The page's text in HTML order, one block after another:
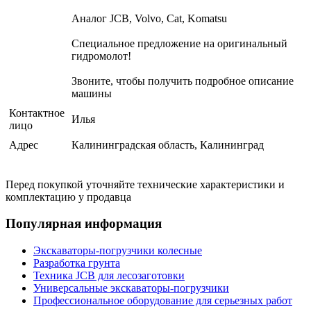
Аналог JCB, Volvo, Cat, Komatsu
Специальное предложение на оригинальный
гидромолот!
Звоните, чтобы получить подробное описание
машины
Контактное
лицо
Илья
Адрес Калининградская область, Калининград
Перед покупкой уточняйте технические характеристики и
комплектацию у продавца
Популярная информация
Экскаваторы-погрузчики колесные
Разработка грунта
Техника JCB для лесозаготовки
Универсальные экскаваторы-погрузчики
Профессиональное оборудование для серьезных работ